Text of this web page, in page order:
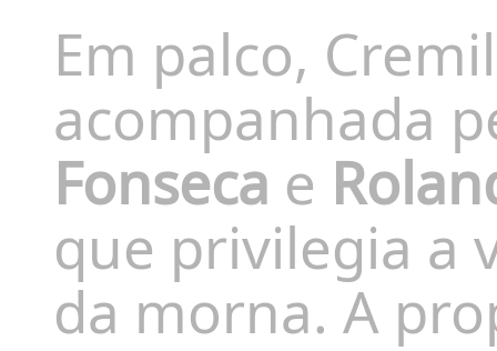
Em palco,
acompanhada
Fonsecae
que privilegia a
da morna. A